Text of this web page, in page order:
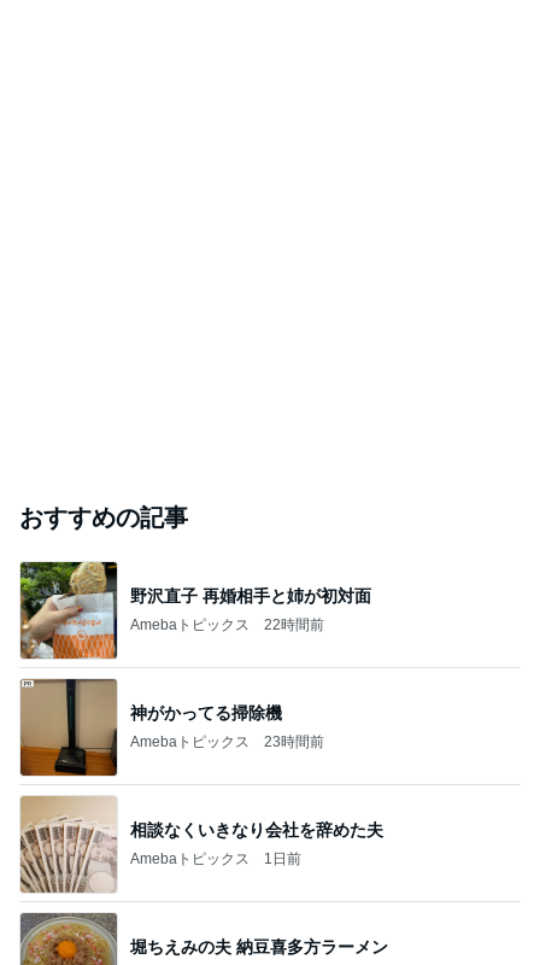
おすすめの記事
野沢直子 再婚相手と姉が初対面
Amebaトピックス 22時間前
神がかってる掃除機
Amebaトピックス 23時間前
相談なくいきなり会社を辞めた夫
Amebaトピックス 1日前
堀ちえみの夫 納豆喜多方ラーメン